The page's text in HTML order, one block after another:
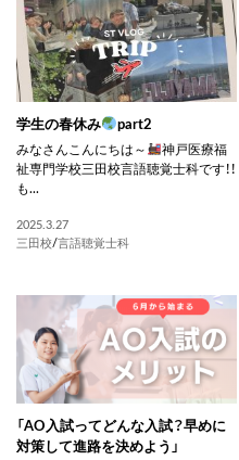
学生の春休み part2
みなさんこんにちは～
神戸医療福
祉専門学校三田校言語聴覚士科です！！
も...
2025.3.27
三田校/言語聴覚士科
「AO入試ってどんな入試？早めに
対策して進路を決めよう」